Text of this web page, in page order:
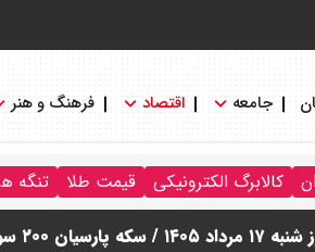
جامعه اقتصاد فرهنگ و هنر
کالابرگ الکترونیکی قیمت طلا تنگه
جدول
+ جدول
چند؟ + جدول